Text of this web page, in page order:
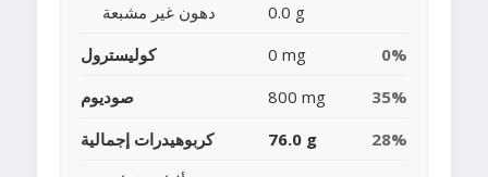
دهون غير مشبعة
0.0 g
كوليسترول
0 mg
0%
صوديوم
800 mg
35%
كربوهيدرات إجمالية
76.0 g
28%